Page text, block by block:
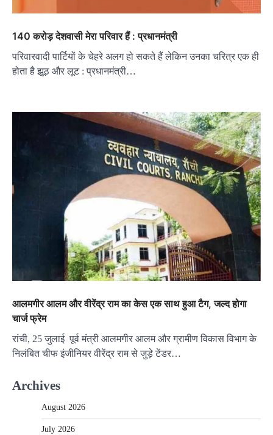
140 करोड़ देशवासी मेरा परिवार हैं : प्रधानमंत्री
परिवारवादी पार्टियों के चेहरे अलग हो सकते हैं लेकिन उनका चरित्र एक ही
होता है झूठ और लूट : प्रधानमंत्री…
आलमगीर आलम और वीरेंद्र राम का केस एक साथ हुआ टैग, जल्द होगा
चार्ज फ्रेम
रांची, 25 जुलाई पूर्व मंत्री आलमगीर आलम और ग्रामीण विकास विभाग के
निलंबित चीफ इंजीनियर वीरेंद्र राम से जुड़े टेंडर…
Archives
August 2026
July 2026